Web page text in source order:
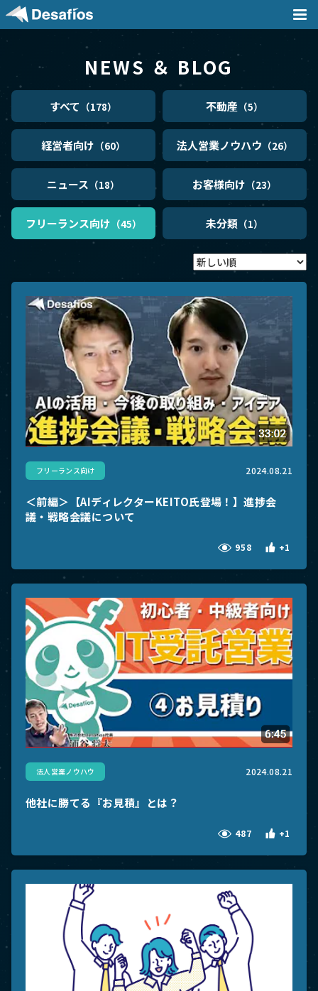
会社案内
事業内容
採用情報
実績
ニュース / ブログ
DX支援記事
お役立ち動画
English Site
お問い合わせ
NEWS ＆ BLOG
すべて （178） 不動産 （5）
経営者向け （60） 法人営業ノウハウ （26）
ニュース （18） お客様向け （23）
フリーランス向け （45） 未分類 （1）
フリーランス向け 2024.08.21
＜前編＞【AIディレクターKEITO氏登場！】進捗会
議・戦略会議について
958 +1
法人営業ノウハウ 2024.08.21
他社に勝てる『お見積』とは？
487 +1